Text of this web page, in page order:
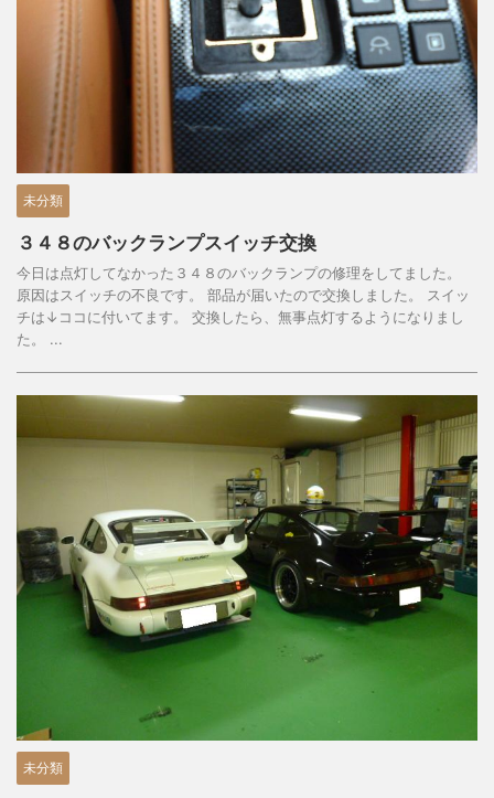
未分類
３４８のバックランプスイッチ交換
今日は点灯してなかった３４８のバックランプの修理をしてました。
原因はスイッチの不良です。 部品が届いたので交換しました。 スイッ
チは↓ココに付いてます。 交換したら、無事点灯するようになりまし
た。 ...
未分類